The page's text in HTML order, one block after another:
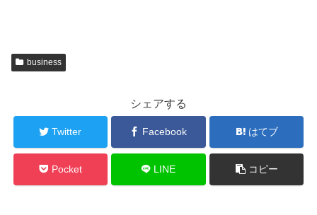
business
シェアする
Twitter Facebook はてブ
Pocket LINE コピー